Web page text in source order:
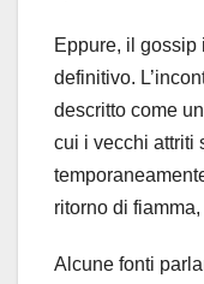
Eppure, il
definitivo.
descritto come
cui i vecchi attriti
ritorno di
Alcune fonti